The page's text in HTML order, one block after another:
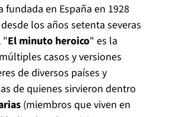
en España en 1928
los años setenta severas
"El minuto heroico" es la
casos y versiones
de diversos países y
de quienes sirvieron dentro
(miembros que viven en